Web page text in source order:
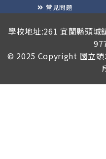
常見問題
學校地址:261 宜蘭縣頭城
© 2025 Copyright 國立